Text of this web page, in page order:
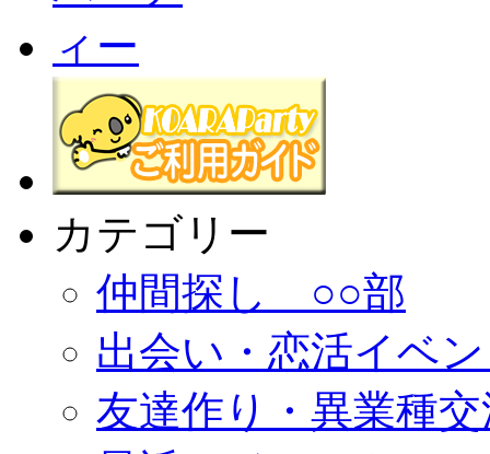
カテゴリー
仲間探し ○○部
出会い・恋活イベ
友達作り・異業種